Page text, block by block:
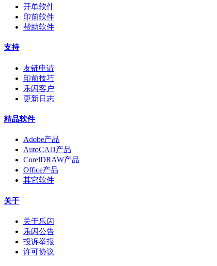
开单软件
印前软件
帮助软件
支持
友链申请
印前技巧
乐闪客户
更新日志
精品软件
Adobe产品
AutoCAD产品
CorelDRAW产品
Office产品
其它软件
关于
关于乐闪
乐闪公告
投诉举报
许可协议